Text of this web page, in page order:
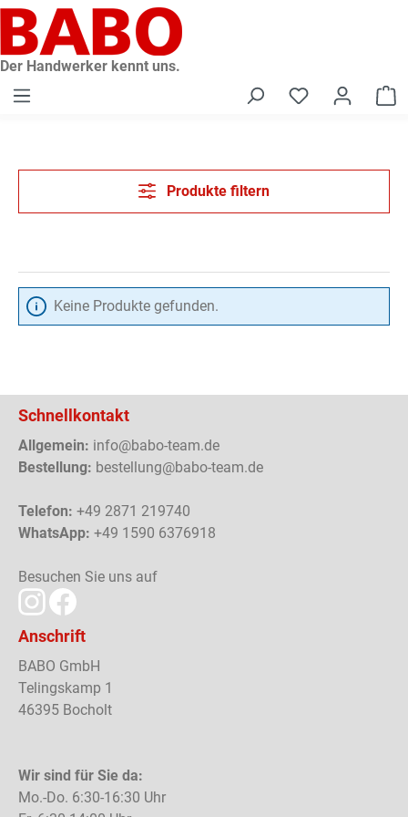
springen
Der Handwerker kennt uns.
Produkte filtern
Keine Produkte gefunden.
Schnellkontakt
Allgemein: info@babo-team.de
Bestellung: bestellung@babo-team.de
Telefon: +49 2871 219740
WhatsApp: +49 1590 6376918
Besuchen Sie uns auf
Anschrift
BABO GmbH
Telingskamp 1
46395 Bocholt
Wir sind für Sie da:
Mo.-Do. 6:30-16:30 Uhr